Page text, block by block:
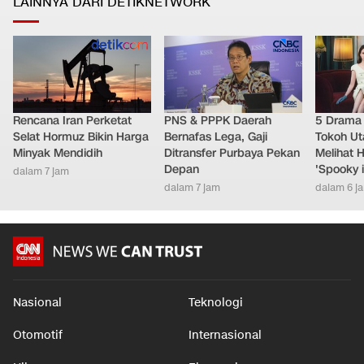
Rencana Iran Perketat
Selat Hormuz Bikin Harga
Minyak Mendidih
dalam 7 jam
PNS & PPPK Daerah
Bernafas Lega, Gaji
Ditransfer Purbaya Pekan
Depan
dalam 7 jam
5
Tokoh
Melihat
'Spooky
dalam 6
Nasional Teknologi
Otomotif Internasional